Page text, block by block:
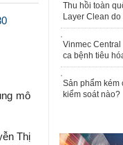
mô
Thị
Thu hồi toàn
Layer Clean
Vinmec
ca bệnh tiêu
Sản phẩm
kiểm soát nào?